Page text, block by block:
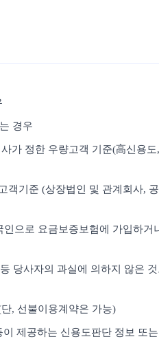
경우
가 정한 우량고객 기준(高신용
기준 (상장법인 및 관계회사,
으로 요금보증보험에 가입하거
당사자의 과실에 의하지 않은
, 선불이용계약은 가능)
제공하는 신용도판단 정보 또